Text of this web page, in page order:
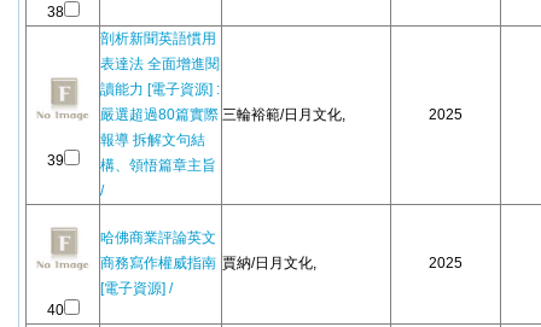
38
39
剖析新聞英語慣用
表達法 全面增進閱
讀能力 [電子資源] :
嚴選超過80篇實際
報導 拆解文句結
構、領悟篇章主旨
/
三輪裕範/日月文化, 2025
40
哈佛商業評論英文
商務寫作權威指南
[電子資源] /
賈納/日月文化, 2025